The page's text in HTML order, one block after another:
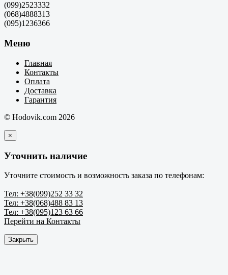
(099)2523332
(068)4888313
(095)1236366
Меню
Главная
Контакты
Оплата
Доставка
Гарантия
© Hodovik.com 2026
×
Уточнить наличие
Уточните стоимость и возможность заказа по телефонам:
Тел: +38(099)252 33 32
Тел: +38(068)488 83 13
Тел: +38(095)123 63 66
Перейти на Контакты
Закрыть